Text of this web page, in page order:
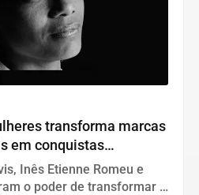
transforma marcas
em conquistas
Inês Etienne Romeu e
o poder de transformar a